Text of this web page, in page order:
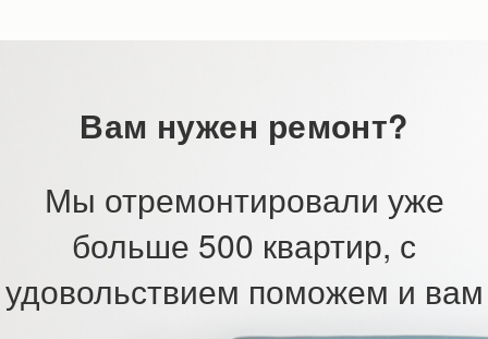
Вам нужен ремонт?
Мы отремонтировали уже
больше 500 квартир, с
удовольствием поможем и вам